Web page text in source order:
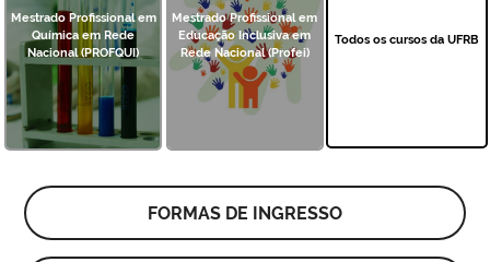
Mestrado Profissional em
Química em Rede
Nacional (PROFQUI)
Mestrado Profissional em
Educação Inclusiva em
Rede Nacional (Profei)
Todos os cursos da UFRB
FORMAS DE INGRESSO